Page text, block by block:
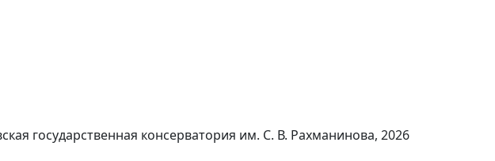
государственная консерватория им. С. В. Рахманинова, 2026